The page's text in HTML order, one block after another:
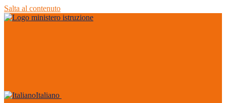
Salta al contenuto
Italiano